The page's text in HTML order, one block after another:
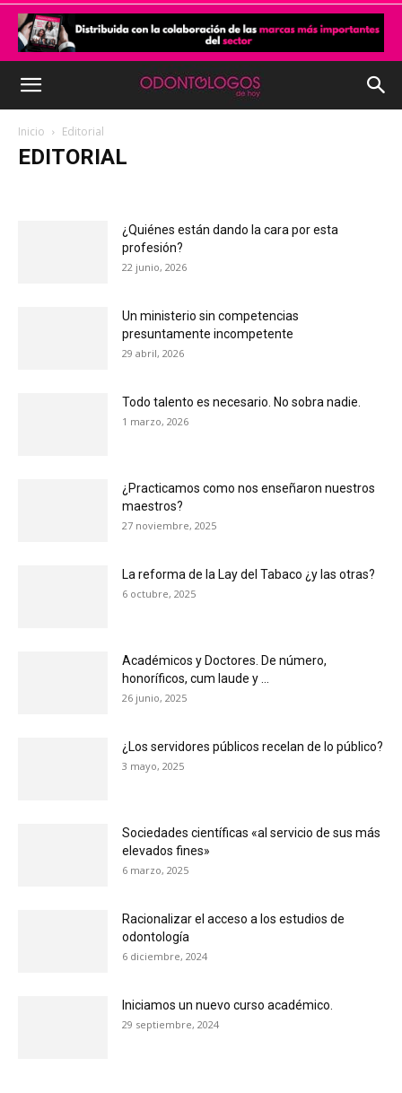
Inicio Editorial
EDITORIAL
Mejora tu Gestión NOTICIAS F.I.E.F.O
Opinión
Tribuna de Salud pública
¿Quiénes están dando la cara por esta
profesión?
22 junio, 2026
Un ministerio sin competencias
presuntamente incompetente
29 abril, 2026
Todo talento es necesario. No sobra nadie.
1 marzo, 2026
¿Practicamos como nos enseñaron nuestros
maestros?
27 noviembre, 2025
La reforma de la Lay del Tabaco ¿y las otras?
6 octubre, 2025
Académicos y Doctores. De número,
honoríficos, cum laude y …
26 junio, 2025
¿Los servidores públicos recelan de lo público?
3 mayo, 2025
Sociedades científicas «al servicio de sus más
elevados fines»
6 marzo, 2025
Racionalizar el acceso a los estudios de
odontología
6 diciembre, 2024
Iniciamos un nuevo curso académico.
29 septiembre, 2024